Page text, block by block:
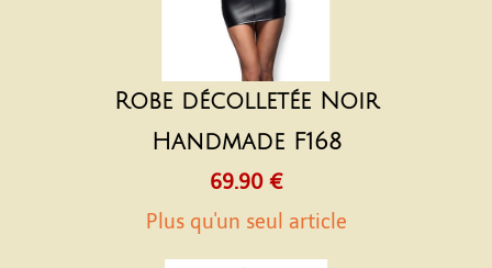
Robe décolletée Noir
Handmade F168
69.90 €
Plus qu'un seul article